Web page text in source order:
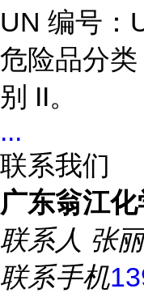
UN 编号：
危险品分
别 II。
...
联系我们
广东翁江
联系人 张
联系手机